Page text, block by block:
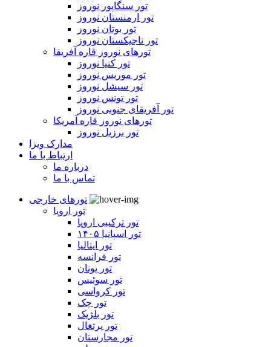
تور سنگاپور نوروز
تور ارمنستان نوروز
تور بوتان نوروز
تور تاجیکستان نوروز
تورهای نوروز قاره آفریقا
تور کنیا نوروز
تور موریس نوروز
تور سیشل نوروز
تور تونس نوروز
تور آفریقای جنوبی نوروز
تورهای نوروز قاره آمریکا
تور برزیل نوروز
مدارک ویزا
ارتباط با ما
درباره ما
تماس با ما
تورهای خارجی
تور اروپا
تور ترکیبی اروپا
تور اسپانیا ۱۴۰۵
تور ایتالیا
تور فرانسه
تور یونان
تور سوئیس
تور کرواسی
تور چک
تور بلژیک
تور پرتغال
تور مجارستان